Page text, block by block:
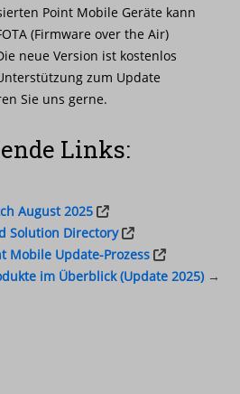
Point Mobile Geräte kann
(Firmware over the Air)
neue Version ist kostenlos
zum Update
Sie uns gerne.
Links:
August 2025
Solution Directory
Mobile Update-Prozess
im Überblick (Update 2025) →